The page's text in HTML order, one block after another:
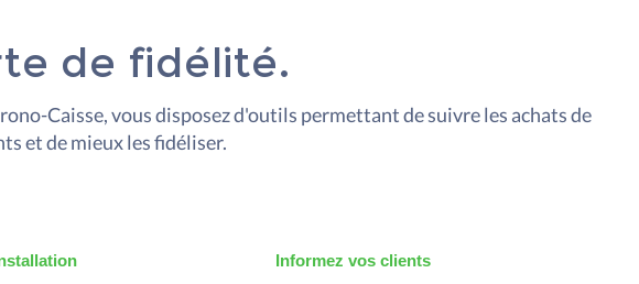
de fidélité.
Caisse, vous disposez d'outils permettant de suivre les achats de
et de mieux les fidéliser.
Informez vos clients